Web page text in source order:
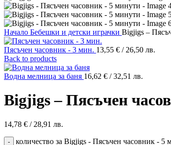
Начало Бебешки и детски играчки Bigjigs –
Пясъчен часовник - 3 мин. 13,55 € / 26,50 лв.
Back to products
Водна мелница за баня 16,62 € / 32,51 лв.
Bigjigs – Пясъчен
14,78 € / 28,91 лв.
количество за Bigjigs - Пясъчен часовник - 5